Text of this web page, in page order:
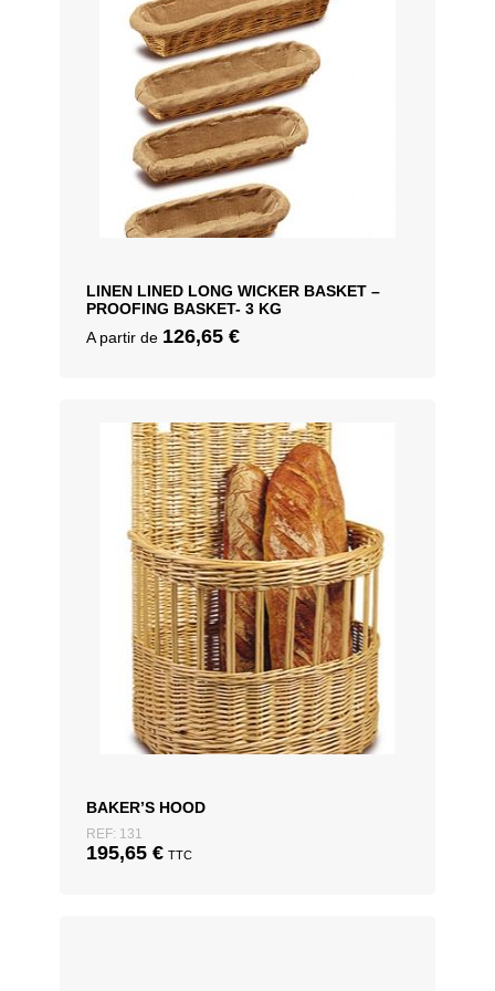
LINEN LINED LONG WICKER BASKET –
PROOFING BASKET- 3 KG
A partir de 126,65 €
BAKER’S HOOD
REF: 131
195,65 € TTC